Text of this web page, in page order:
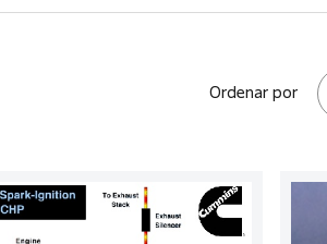
Ordenar por